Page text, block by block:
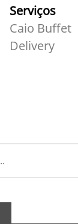
Serviços
Caio Buffet
Delivery